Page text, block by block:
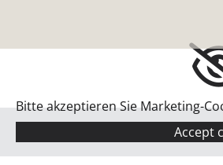
Bitte akzeptieren Sie Marketing-
Accept